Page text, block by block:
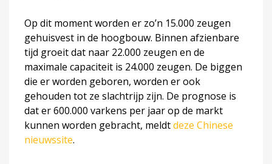
Op dit moment worden er zo’n 15.000 zeugen
gehuisvest in de hoogbouw. Binnen afzienbare
tijd groeit dat naar 22.000 zeugen en de
maximale capaciteit is 24.000 zeugen. De biggen
die er worden geboren, worden er ook
gehouden tot ze slachtrijp zijn. De prognose is
dat er 600.000 varkens per jaar op de markt
kunnen worden gebracht, meldtdeze Chinese
nieuwssite.